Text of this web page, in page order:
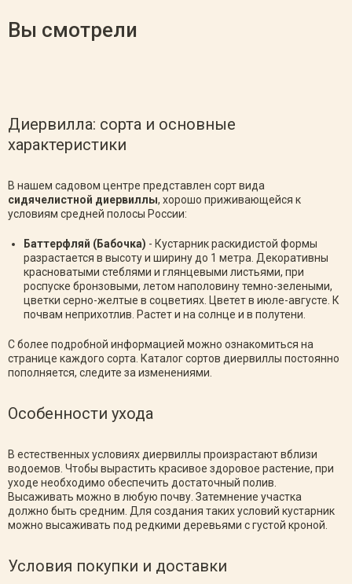
Вы смотрели
Диервилла: сорта и основные
характеристики
В нашем садовом центре представлен сорт вида
сидячелистной диервиллы, хорошо приживающейся к
условиям средней полосы России:
Баттерфляй (Бабочка) - Кустарник раскидистой формы
разрастается в высоту и ширину до 1 метра. Декоративны
красноватыми стеблями и глянцевыми листьями, при
роспуске бронзовыми, летом наполовину темно-зелеными,
цветки серно-желтые в соцветиях. Цветет в июле-августе. К
почвам неприхотлив. Растет и на солнце и в полутени.
С более подробной информацией можно ознакомиться на
странице каждого сорта. Каталог сортов диервиллы постоянно
пополняется, следите за изменениями.
Особенности ухода
В естественных условиях диервиллы произрастают вблизи
водоемов. Чтобы вырастить красивое здоровое растение, при
уходе необходимо обеспечить достаточный полив.
Высаживать можно в любую почву. Затемнение участка
должно быть средним. Для создания таких условий кустарник
можно высаживать под редкими деревьями с густой кроной.
Условия покупки и доставки